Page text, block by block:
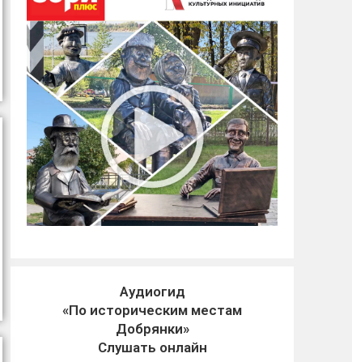
Аудиогид
«По историческим местам
Добрянки»
Слушать онлайн